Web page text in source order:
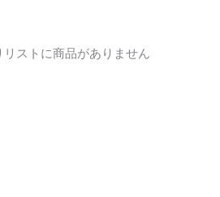
リストに商品がありません